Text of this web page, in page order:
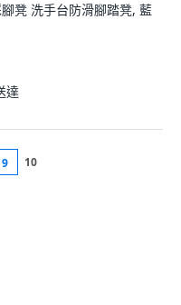
凳 洗手台防滑腳踏凳, 藍
達
9 10